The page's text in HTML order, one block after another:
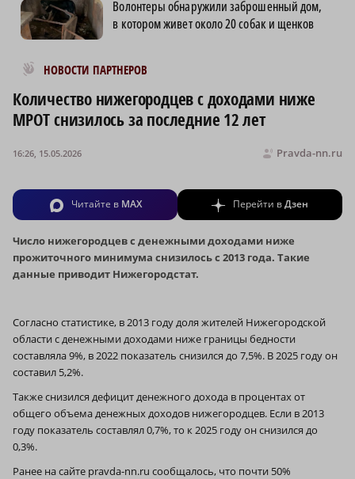
Волонтеры обнаружили заброшенный дом,
в котором живет около 20 собак и щенков
НОВОСТИ ПАРТНЕРОВ
Новости МирТесен
Количество нижегородцев с доходами ниже
МРОТ снизилось за последние 12 лет
Pravda-nn.ru
16:26, 15.05.2026
Читайте в MAX Перейти вДзен
Число нижегородцев с денежными доходами ниже
прожиточного минимума снизилось с 2013 года. Такие
данные приводит Нижегородстат.
Согласно статистике, в 2013 году доля жителей Нижегородской
области с денежными доходами ниже границы бедности
составляла 9%, в 2022 показатель снизился до 7,5%. В 2025 году он
составил 5,2%.
Также снизился дефицит денежного дохода в процентах от
общего объема денежных доходов нижегородцев. Если в 2013
году показатель составлял 0,7%, то к 2025 году он снизился до
0,3%.
Ранее на сайте pravda-nn.ru сообщалось, что почти 50%